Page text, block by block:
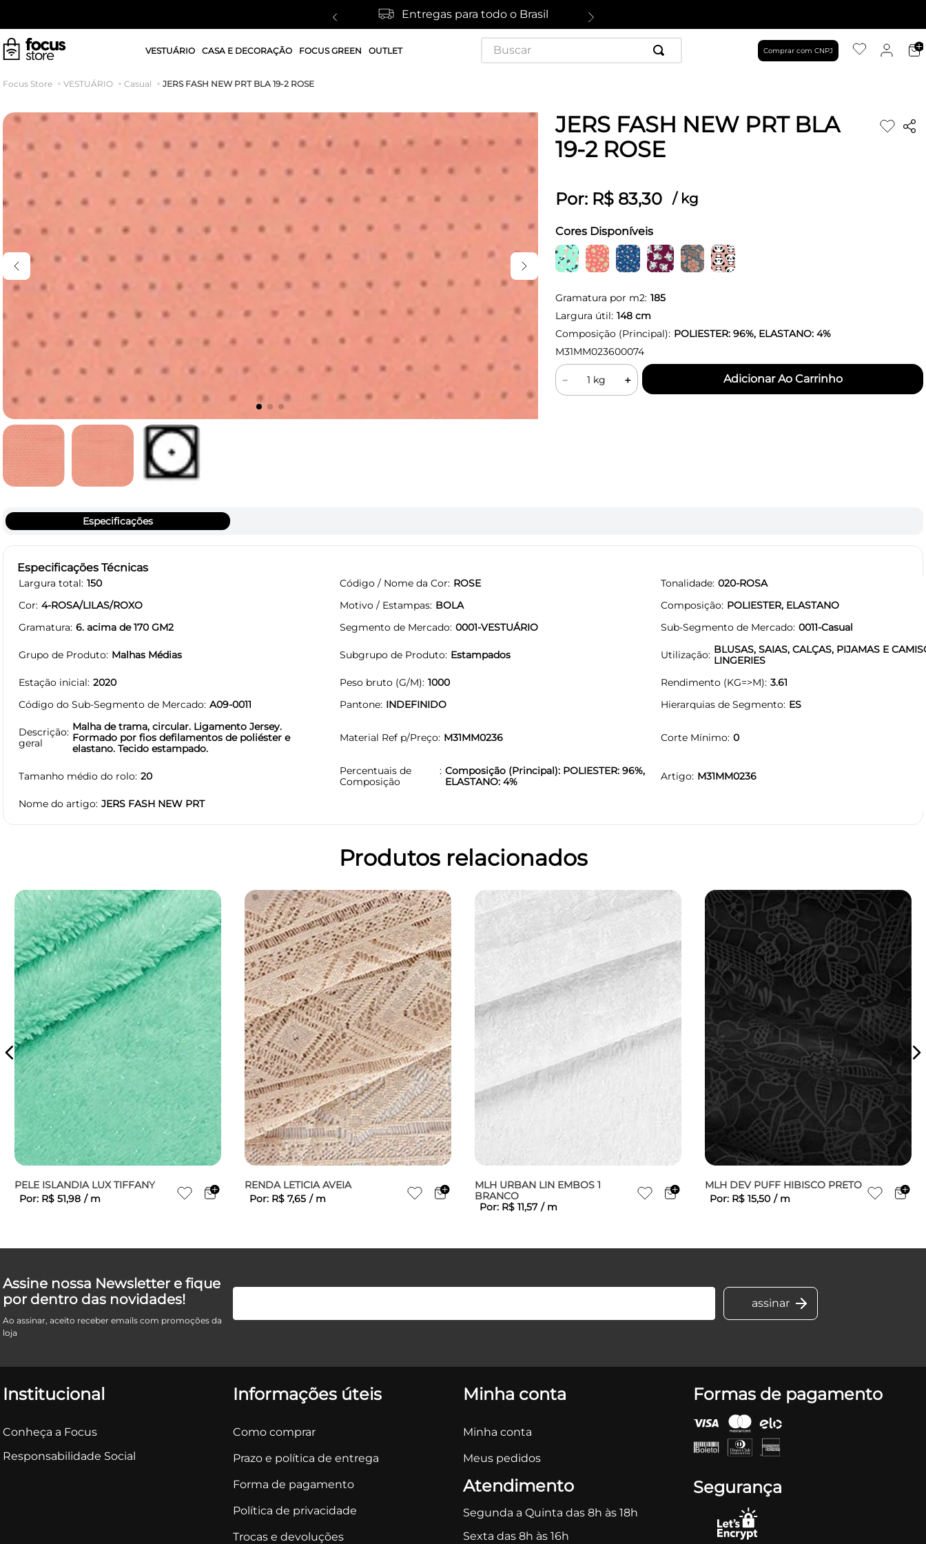
Entregas para todo o Brasil
VESTUÁRIO CASA E DECORAÇÃO FOCUS GREEN OUTLET
Buscar
Comprar com CNPJ
VESTUÁRIO Casual JERS FASH NEW PRT BLA 19-2 ROSE
JERS FASH NEW PRT BLA
19-2 ROSE
Por: R$ 83,30 / kg
Cores Disponíveis
Gramatura por m2: 185
Largura útil: 148cm
Composição (Principal): POLIESTER: 96%, ELASTANO: 4%
M31MM023600074
＋
－
Especificações
Especificações Técnicas
Largura total 150 Código / Nome da Cor ROSE Tonalidade 020-ROSA
Cor 4-ROSA/LILAS/ROXO Motivo / Estampas BOLA Composição POLIESTER, ELASTANO
Gramatura 6. acima de 170 GM2 Segmento de Mercado 0001-VESTUÁRIO Sub-Segmento de Mercado 0011-Casual
Grupo de Produto Malhas Médias Subgrupo de Produto Estampados Utilização BLUSAS, SAIAS, CALÇAS, PIJAMAS E
LINGERIES
Estação inicial 2020 Peso bruto (G/M) 1000 Rendimento (KG=>M) 3.61
Código do Sub-Segmento de Mercado A09-0011 Pantone INDEFINIDO Hierarquias de Segmento ES
Descrição
geral
Malha de trama, circular. Ligamento Jersey.
Formado por fios defilamentos de poliéster e
elastano. Tecido estampado.
Material Ref p/Preço M31MM0236 Corte Mínimo 0
Tamanho médio do rolo 20
Percentuais de
Composição
Composição (Principal): POLIESTER: 96%,
ELASTANO: 4%
Artigo M31MM0236
Nome do artigo JERS FASH NEW PRT
Produtos relacionados
PELE ISLANDIA LUX TIFFANY
Por: R$ 51,98 / m
RENDA LETICIA AVEIA
Por: R$ 7,65 / m
MLH URBAN LIN EMBOS 1
BRANCO
Por: R$ 11,57 / m
MLH DEV PUFF HIBISCO PRETO
Por: R$ 15,50 / m
Assine nossa Newsletter e fique
por dentro das novidades!
Ao assinar, aceito receber emails com promoções da
loja
Institucional
Conheça a Focus
Responsabilidade Social
Informações úteis
Como comprar
Prazo e política de entrega
Forma de pagamento
Política de privacidade
Trocas e devoluções
Minha conta
Minha conta
Meus pedidos
Atendimento
Segunda a Quinta das 8h às 18h
Sexta das 8h às 16h
Formas de pagamento
Segurança